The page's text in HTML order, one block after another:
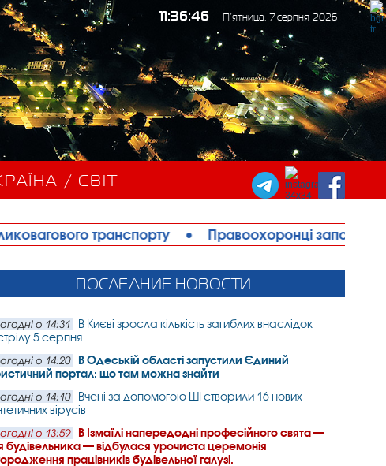
11:36:48 П’ятница, 7 серпня 2026
/ СВІТ
• Правоохоронці запобігли теракту в
ПОСЛЕДНИЕ НОВОСТИ
о 14:31
В Києві зросла кількість загиблих внаслідок
5 серпня
о 14:20
В Одеській області запустили Єдиний
портал: що там можна знайти
о 14:10
Вчені за допомогою ШІ створили 16 нових
вірусів
о 13:59
В Ізмаїлі напередодні професійного свята —
будівельника — відбулася урочиста церемонія
працівників будівельної галузі.